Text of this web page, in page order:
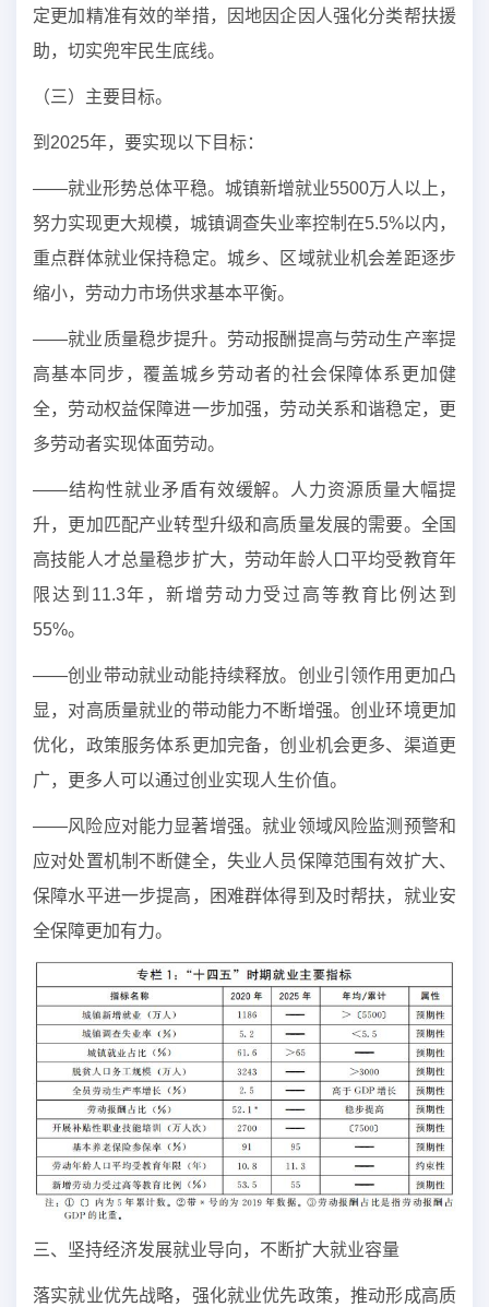
定更加精准有效的举措，因地因企因人强化分类帮扶援
助，切实兜牢民生底线。
（三）主要目标。
到2025年，要实现以下目标：
——就业形势总体平稳。城镇新增就业5500万人以上，
努力实现更大规模，城镇调查失业率控制在5.5%以内，
重点群体就业保持稳定。城乡、区域就业机会差距逐步
缩小，劳动力市场供求基本平衡。
——就业质量稳步提升。劳动报酬提高与劳动生产率提
高基本同步，覆盖城乡劳动者的社会保障体系更加健
全，劳动权益保障进一步加强，劳动关系和谐稳定，更
多劳动者实现体面劳动。
——结构性就业矛盾有效缓解。人力资源质量大幅提
升，更加匹配产业转型升级和高质量发展的需要。全国
高技能人才总量稳步扩大，劳动年龄人口平均受教育年
限达到11.3年，新增劳动力受过高等教育比例达到
55%。
——创业带动就业动能持续释放。创业引领作用更加凸
显，对高质量就业的带动能力不断增强。创业环境更加
优化，政策服务体系更加完备，创业机会更多、渠道更
广，更多人可以通过创业实现人生价值。
——风险应对能力显著增强。就业领域风险监测预警和
应对处置机制不断健全，失业人员保障范围有效扩大、
保障水平进一步提高，困难群体得到及时帮扶，就业安
全保障更加有力。
三、坚持经济发展就业导向，不断扩大就业容量
落实就业优先战略，强化就业优先政策，推动形成高质